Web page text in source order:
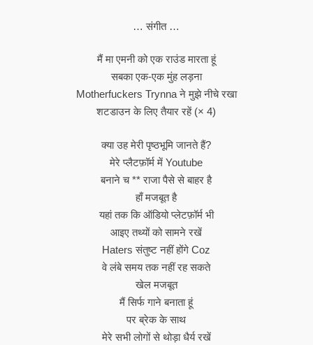
… संगीत …
मैं मा एमनी को एक राउंड मारता हूं
सबका एक-एक मुंह लड़ना
Motherfuckers Trynna ने मुझे नीचे रखा
शटडाउन के लिए तैयार रहें (× 4)
क्या उह मेरी पृष्ठभूमि जानते हैं?
मेरे प्लैटफ़ॉर्म में Youtube
बनाने च ** राजा पैसे से बाहर है
हाँ मजबूत है
यहां तक ​​कि ऑडियो प्लेटफ़ॉर्म भी
आइए तथ्यों को सामने रखें
Haters संतुष्ट नहीं होंगे Coz
वे लंबे समय तक नहीं रह सकते
खेल मजबूत
मैं सिर्फ गाने बनाता हूं
पर ब्रेक के साथ
मेरे सभी लोगों से थोड़ा धैर्य रखें